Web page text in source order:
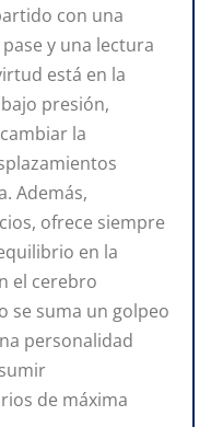
con una
y una lectura
está en la
presión,
la
Además,
ofrece siempre
en la
el cerebro
se suma un golpeo
personalidad
de máxima